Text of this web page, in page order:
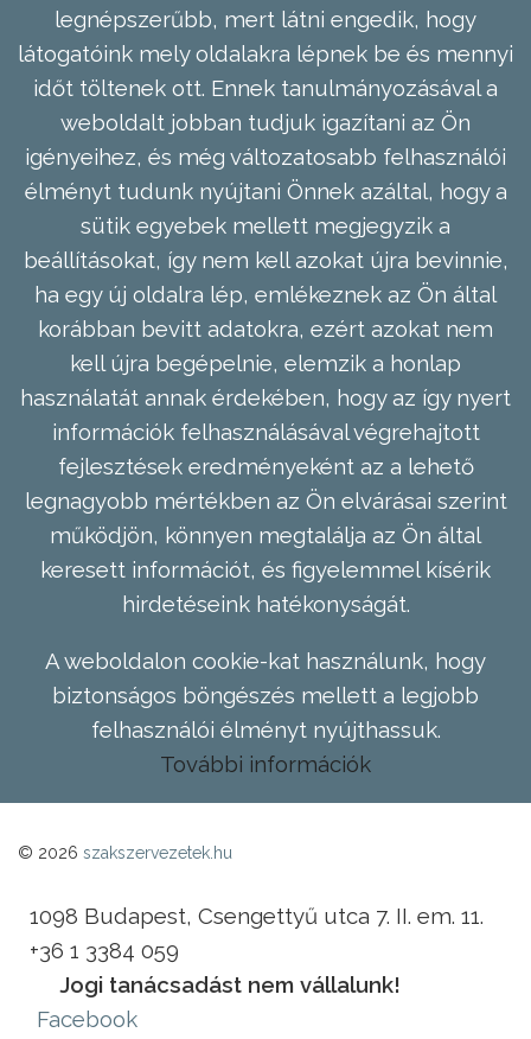
legnépszerűbb, mert látni engedik, hogy
látogatóink mely oldalakra lépnek be és mennyi
időt töltenek ott. Ennek tanulmányozásával a
weboldalt jobban tudjuk igazítani az Ön
igényeihez, és még változatosabb felhasználói
élményt tudunk nyújtani Önnek azáltal, hogy a
sütik egyebek mellett megjegyzik a
beállításokat, így nem kell azokat újra bevinnie,
ha egy új oldalra lép, emlékeznek az Ön által
korábban bevitt adatokra, ezért azokat nem
kell újra begépelnie, elemzik a honlap
használatát annak érdekében, hogy az így nyert
információk felhasználásával végrehajtott
fejlesztések eredményeként az a lehető
legnagyobb mértékben az Ön elvárásai szerint
működjön, könnyen megtalálja az Ön által
keresett információt, és figyelemmel kísérik
hirdetéseink hatékonyságát.
A weboldalon cookie-kat használunk, hogy
biztonságos böngészés mellett a legjobb
felhasználói élményt nyújthassuk.
További információk
© 2026 szakszervezetek.hu
1098 Budapest, Csengettyű utca 7. II. em. 11.
+36 1 3384 059
Jogi tanácsadást nem vállalunk!
Facebook